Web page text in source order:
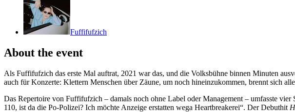
Fuffifufzich
About the event
Als Fuffifufzich das erste Mal auftrat, 2021 war das, und die Volksbühne binnen Minuten
auch für Konzerte: Klettern Menschen über Zäune, um noch hineinzukommen, brennt sich
Das Repertoire von Fuffifufzich – damals noch ohne Label oder Management – umfasste
110, ist da die Po-Polizei? Ich möchte Anzeige erstatten wega Heartbreakerei“. Der Debuthit